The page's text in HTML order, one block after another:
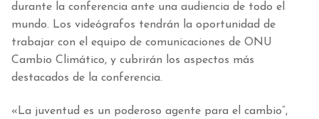
durante la conferencia ante una audiencia de todo el
mundo. Los videógrafos tendrán la oportunidad de
trabajar con el equipo de comunicaciones de ONU
Cambio Climático, y cubrirán los aspectos más
destacados de la conferencia.
«La juventud es un poderoso agente para el cambio”,